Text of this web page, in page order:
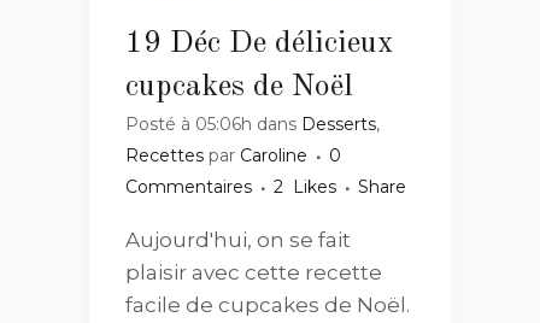
19 Déc De délicieux
cupcakes de Noël
Posté à 05:06h dans Desserts,
Recettes par Caroline
0
Commentaires
2 Likes Share
Aujourd'hui, on se fait
plaisir avec cette recette
facile de cupcakes de Noël.